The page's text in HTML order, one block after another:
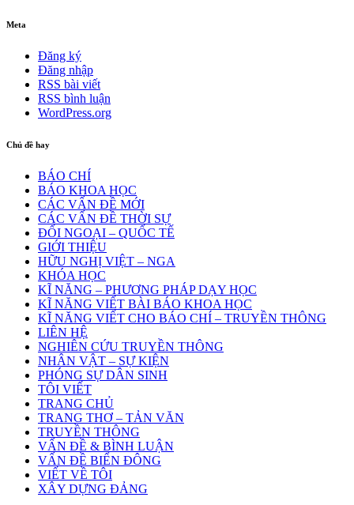
Meta
Đăng ký
Đăng nhập
RSS bài viết
RSS bình luận
WordPress.org
Chủ đề hay
BÁO CHÍ
BÁO KHOA HỌC
CÁC VẤN ĐỀ MỚI
CÁC VẤN ĐỀ THỜI SỰ
ĐỐI NGOẠI – QUỐC TẾ
GIỚI THIỆU
HỮU NGHỊ VIỆT – NGA
KHÓA HỌC
KĨ NĂNG – PHƯƠNG PHÁP DẠY HỌC
KĨ NĂNG VIẾT BÀI BÁO KHOA HỌC
KĨ NĂNG VIẾT CHO BÁO CHÍ – TRUYỀN THÔNG
LIÊN HỆ
NGHIÊN CỨU TRUYỀN THÔNG
NHÂN VẬT – SỰ KIỆN
PHÓNG SỰ DÂN SINH
TÔI VIẾT
TRANG CHỦ
TRANG THƠ – TẢN VĂN
TRUYỀN THÔNG
VẤN ĐỀ & BÌNH LUẬN
VẤN ĐỀ BIỂN ĐÔNG
VIẾT VỀ TÔI
XÂY DỰNG ĐẢNG